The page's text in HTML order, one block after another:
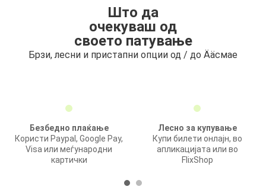
Што да
очекуваш од
своето патување
Брзи, лесни и пристапни опции од / до Ääсмае
Безбедно плаќање
Користи Paypal, Google Pay,
Visa или меѓународни
картички
Лесно за купување
Купи билети онлајн, во
апликацијата или во
FlixShop